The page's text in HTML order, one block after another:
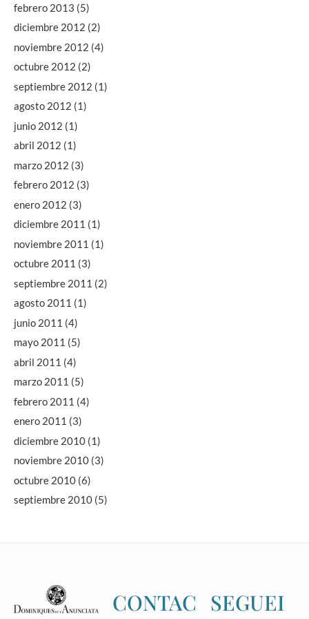
febrero 2013 (5)
diciembre 2012 (2)
noviembre 2012 (4)
octubre 2012 (2)
septiembre 2012 (1)
agosto 2012 (1)
junio 2012 (1)
abril 2012 (1)
marzo 2012 (3)
febrero 2012 (3)
enero 2012 (3)
diciembre 2011 (1)
noviembre 2011 (1)
octubre 2011 (3)
septiembre 2011 (2)
agosto 2011 (1)
junio 2011 (4)
mayo 2011 (5)
abril 2011 (4)
marzo 2011 (5)
febrero 2011 (4)
enero 2011 (3)
diciembre 2010 (1)
noviembre 2010 (3)
octubre 2010 (6)
septiembre 2010 (5)
CONTAC SEGUEI